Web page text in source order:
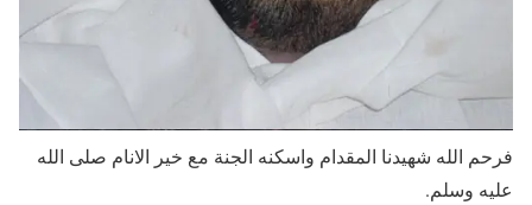
فرحم الله شهيدنا المقدام واسكنه الجنة مع خير الانام صلى الله
عليه وسلم.